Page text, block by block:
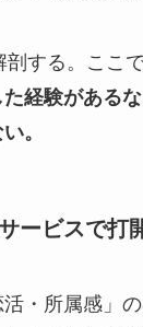
する。ここ
経験がある
。
ービスで打
活・所属感」